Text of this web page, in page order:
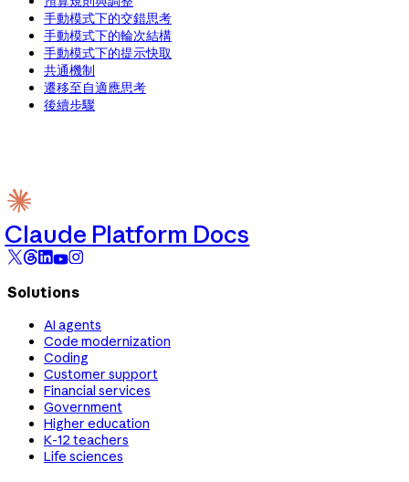
手動模式下的交錯思考
手動模式下的輪次結構
手動模式下的提示快取
共通機制
遷移至自適應思考
後續步驟
Claude Platform Docs
Solutions
AI agents
Code modernization
Coding
Customer support
Financial services
Government
Higher education
K-12 teachers
Life sciences